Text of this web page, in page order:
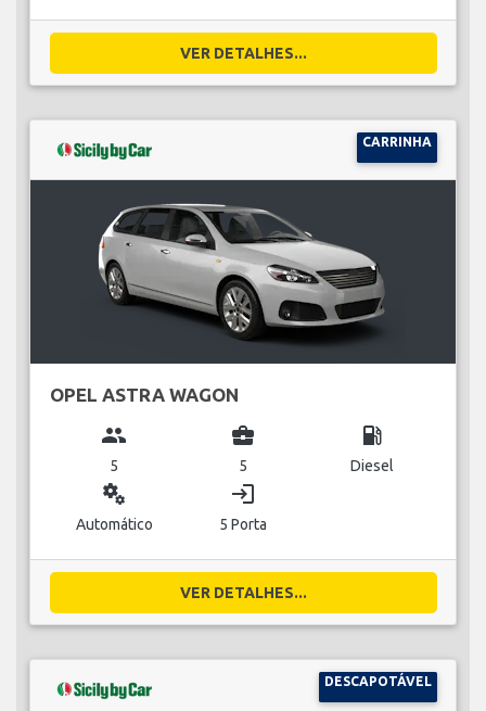
VER DETALHES...
CARRINHA
OPEL ASTRA WAGON
group
5
business_center
5
local_gas_station
Diesel
miscellaneous_services
Automático
login
5 Porta
VER DETALHES...
DESCAPOTÁVEL